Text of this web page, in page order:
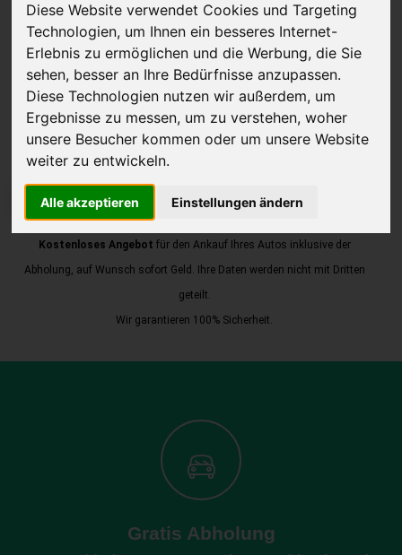
Diese Website verwendet Cookies und Targeting
Technologien, um Ihnen ein besseres Internet-
Erlebnis zu ermöglichen und die Werbung, die Sie
sehen, besser an Ihre Bedürfnisse anzupassen.
Diese Technologien nutzen wir außerdem, um
Ergebnisse zu messen, um zu verstehen, woher
unsere Besucher kommen oder um unsere Website
weiter zu entwickeln.
Alle akzeptieren Einstellungen ändern
Online Auto verkaufen & gratis abholen
lassen
Auf Wunsch sofort Geld für Ihr Auto erhalten
JETZT KOSTENLOSE BEWERTUNG
Kostenloses Angebot für den Ankauf Ihres Autos inklusive der
Abholung, auf Wunsch sofort Geld. Ihre Daten werden nicht mit Dritten
geteilt.
Wir garantieren 100% Sicherheit.
Gratis Abholung